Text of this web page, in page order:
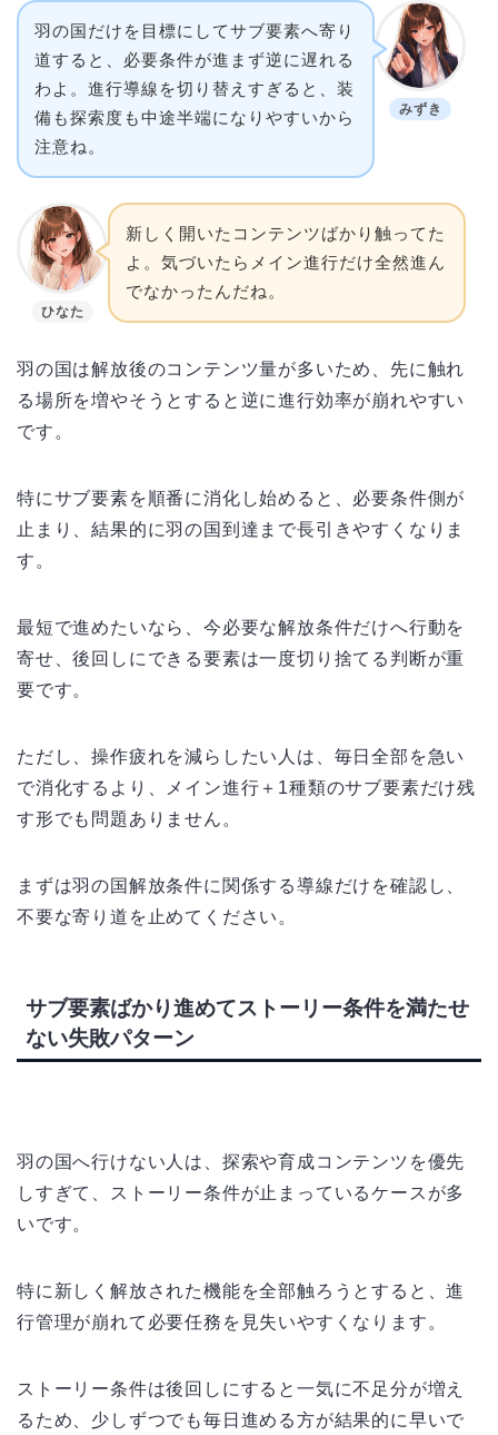
みずき
羽の国だけを目標にしてサブ要素へ寄り
道すると、必要条件が進まず逆に遅れる
わよ。進行導線を切り替えすぎると、装
備も探索度も中途半端になりやすいから
注意ね。
ひなた
新しく開いたコンテンツばかり触ってた
よ。気づいたらメイン進行だけ全然進ん
でなかったんだね。
羽の国は解放後のコンテンツ量が多いため、先に触れ
る場所を増やそうとすると逆に進行効率が崩れやすい
です。
特にサブ要素を順番に消化し始めると、必要条件側が
止まり、結果的に羽の国到達まで長引きやすくなりま
す。
最短で進めたいなら、今必要な解放条件だけへ行動を
寄せ、後回しにできる要素は一度切り捨てる判断が重
要です。
ただし、操作疲れを減らしたい人は、毎日全部を急い
で消化するより、メイン進行＋1種類のサブ要素だけ残
す形でも問題ありません。
まずは羽の国解放条件に関係する導線だけを確認し、
不要な寄り道を止めてください。
サブ要素ばかり進めてストーリー条件を満たせ
ない失敗パターン
羽の国へ行けない人は、探索や育成コンテンツを優先
しすぎて、ストーリー条件が止まっているケースが多
いです。
特に新しく解放された機能を全部触ろうとすると、進
行管理が崩れて必要任務を見失いやすくなります。
ストーリー条件は後回しにすると一気に不足分が増え
るため、少しずつでも毎日進める方が結果的に早いで